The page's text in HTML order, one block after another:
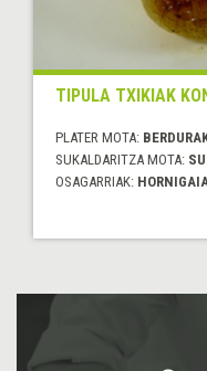
TIPULA TXIKIAK
PLATER MOTA:
SUKALDARITZA MOTA:
OSAGARRIAK: